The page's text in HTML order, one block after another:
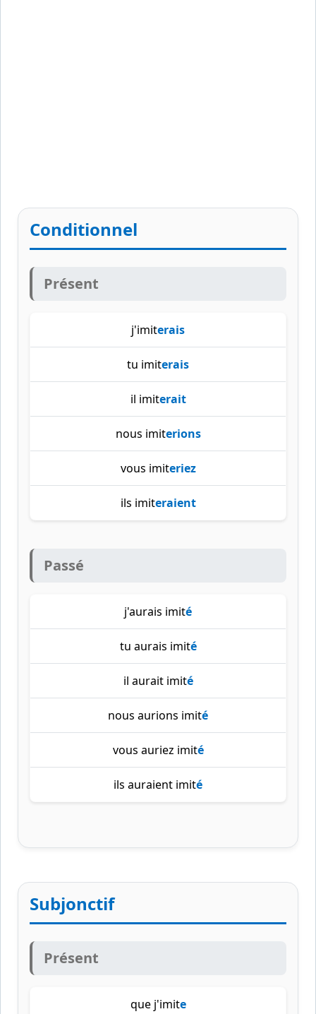
Conditionnel
Présent
j'imiterais
tu imiterais
il imiterait
nous imiterions
vous imiteriez
ils imiteraient
Passé
j'aurais imité
tu aurais imité
il aurait imité
nous aurions imité
vous auriez imité
ils auraient imité
Subjonctif
Présent
que j'imite